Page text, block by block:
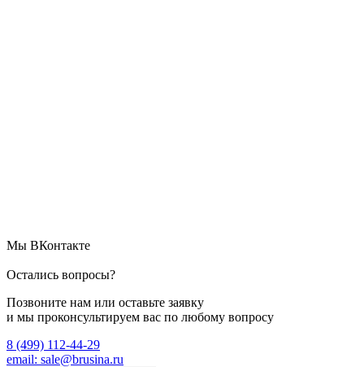
Мы ВКонтакте
Остались вопросы?
Позвоните нам или оставьте заявку
и мы проконсультируем вас по любому вопросу
8 (499) 112-44-29
email: sale@brusina.ru